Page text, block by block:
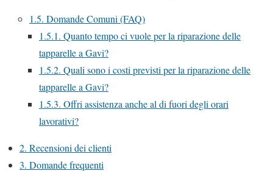
1.5. Domande Comuni (FAQ)
1.5.1. Quanto tempo ci vuole per la riparazione delle
tapparelle a Gavi?
1.5.2. Quali sono i costi previsti per la riparazione delle
tapparelle a Gavi?
1.5.3. Offri assistenza anche al di fuori degli orari
lavorativi?
2. Recensioni dei clienti
3. Domande frequenti